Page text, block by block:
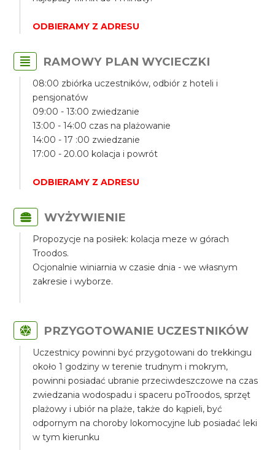
ODBIERAMY Z ADRESU
RAMOWY PLAN WYCIECZKI
08:00 zbiórka uczestników, odbiór z hoteli i
pensjonatów
09:00 - 13:00 zwiedzanie
13:00 - 14:00 czas na plażowanie
14:00 - 17 :00 zwiedzanie
17:00 - 20.00 kolacja i powrót
ODBIERAMY Z ADRESU
WYŻYWIENIE
Propozycje na posiłek: kolacja meze w górach
Troodos.
Ocjonalnie winiarnia w czasie dnia - we własnym
zakresie i wyborze.
PRZYGOTOWANIE UCZESTNIKÓW
Uczestnicy powinni być przygotowani do trekkingu
około 1 godziny w terenie trudnym i mokrym,
powinni posiadać ubranie przeciwdeszczowe na czas
zwiedzania wodospadu i spaceru poTroodos, sprzęt
plażowy i ubiór na plaże, także do kąpieli, być
odpornym na choroby lokomocyjne lub posiadać leki
w tym kierunku